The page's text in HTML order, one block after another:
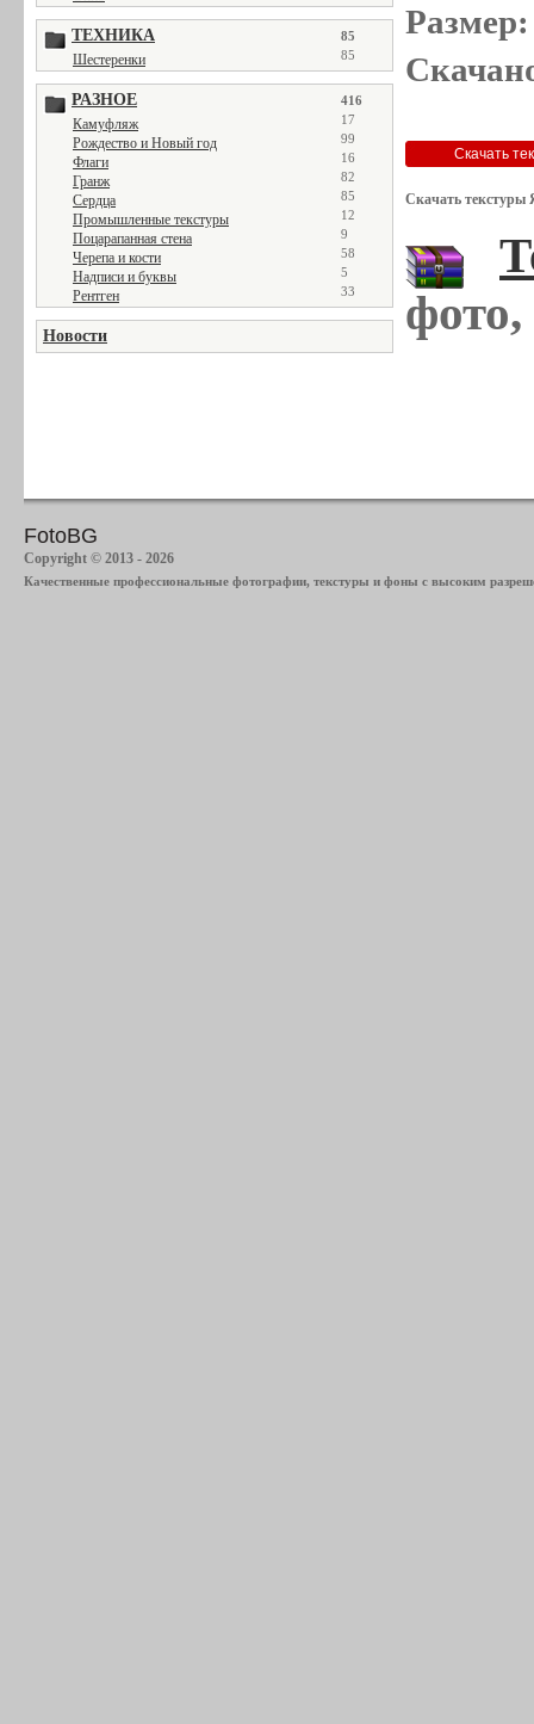
ТЕХНИКА 85
Шестеренки 85
РАЗНОЕ 416
Камуфляж 17
Рождество и Новый год 99
Флаги 16
Гранж 82
Сердца 85
Промышленные текстуры 12
Поцарапанная стена 9
Черепа и кости 58
Надписи и буквы 5
Рентген 33
Новости
Скачать текстуры
FotoBG
Copyright © 2013 - 2026
Качественные профессиональные фотографии, текстуры и фоны с высоким